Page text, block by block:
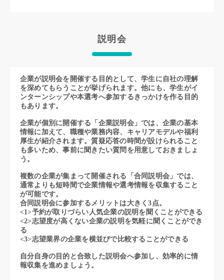
説明会
企業が説明会を開催する目的として、学生に自社の理解
を深めてもらうことが挙げられます。他にも、学生がイ
ンターンシップや本選考へ参加するきっかけを作る目的
もあります。
企業が個別に開催する「企業説明会」では、企業の基本
情報に加えて、職種や業務内容、キャリアモデルや福利
厚生が紹介されます。質疑応答の時間が設けられること
も多いため、事前に聞きたい質問を用意しておきましょ
う。
複数の企業が集まって開催される「合同説明会」では、
通常よりも短時間で企業情報や選考情報を収集すること
が可能です。
合同説明会に参加するメリットは大きく3点。
<1>予約が取りづらい人気企業の説明を聞くことができる
<2>志望度が高くない企業の説明を気軽に聞くことができ
る
<3>志望業界の企業を横並びで比較することができる
自分自身の目的と合致した説明会へ参加し、効率的に情
報収集を進めましょう。